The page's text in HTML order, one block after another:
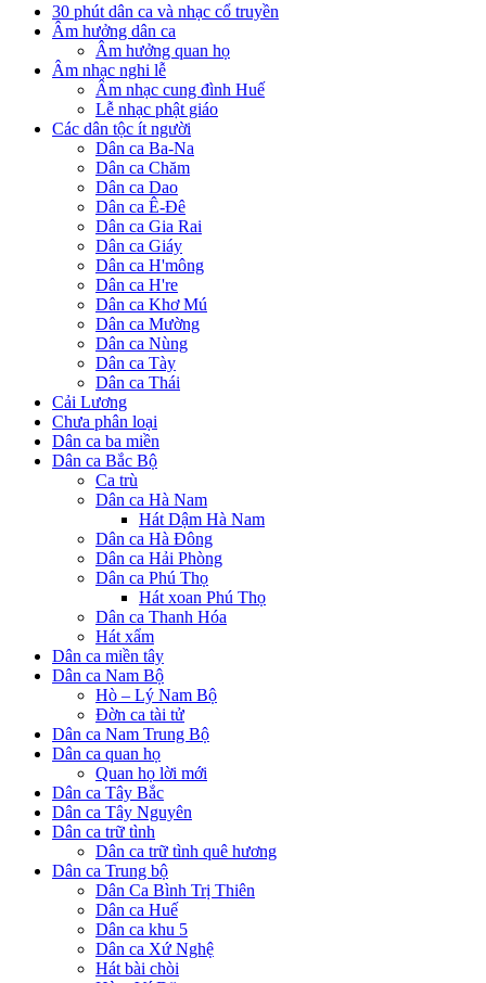
30 phút dân ca và nhạc cổ truyền
Âm hưởng dân ca
Âm hưởng quan họ
Âm nhạc nghi lễ
Âm nhạc cung đình Huế
Lễ nhạc phật giáo
Các dân tộc ít người
Dân ca Ba-Na
Dân ca Chăm
Dân ca Dao
Dân ca Ê-Đê
Dân ca Gia Rai
Dân ca Giáy
Dân ca H'mông
Dân ca H're
Dân ca Khơ Mú
Dân ca Mường
Dân ca Nùng
Dân ca Tày
Dân ca Thái
Cải Lương
Chưa phân loại
Dân ca ba miền
Dân ca Bắc Bộ
Ca trù
Dân ca Hà Nam
Hát Dậm Hà Nam
Dân ca Hà Đông
Dân ca Hải Phòng
Dân ca Phú Thọ
Hát xoan Phú Thọ
Dân ca Thanh Hóa
Hát xẩm
Dân ca miền tây
Dân ca Nam Bộ
Hò – Lý Nam Bộ
Đờn ca tài tử
Dân ca Nam Trung Bộ
Dân ca quan họ
Quan họ lời mới
Dân ca Tây Bắc
Dân ca Tây Nguyên
Dân ca trữ tình
Dân ca trữ tình quê hương
Dân ca Trung bộ
Dân Ca Bình Trị Thiên
Dân ca Huế
Dân ca khu 5
Dân ca Xứ Nghệ
Hát bài chòi